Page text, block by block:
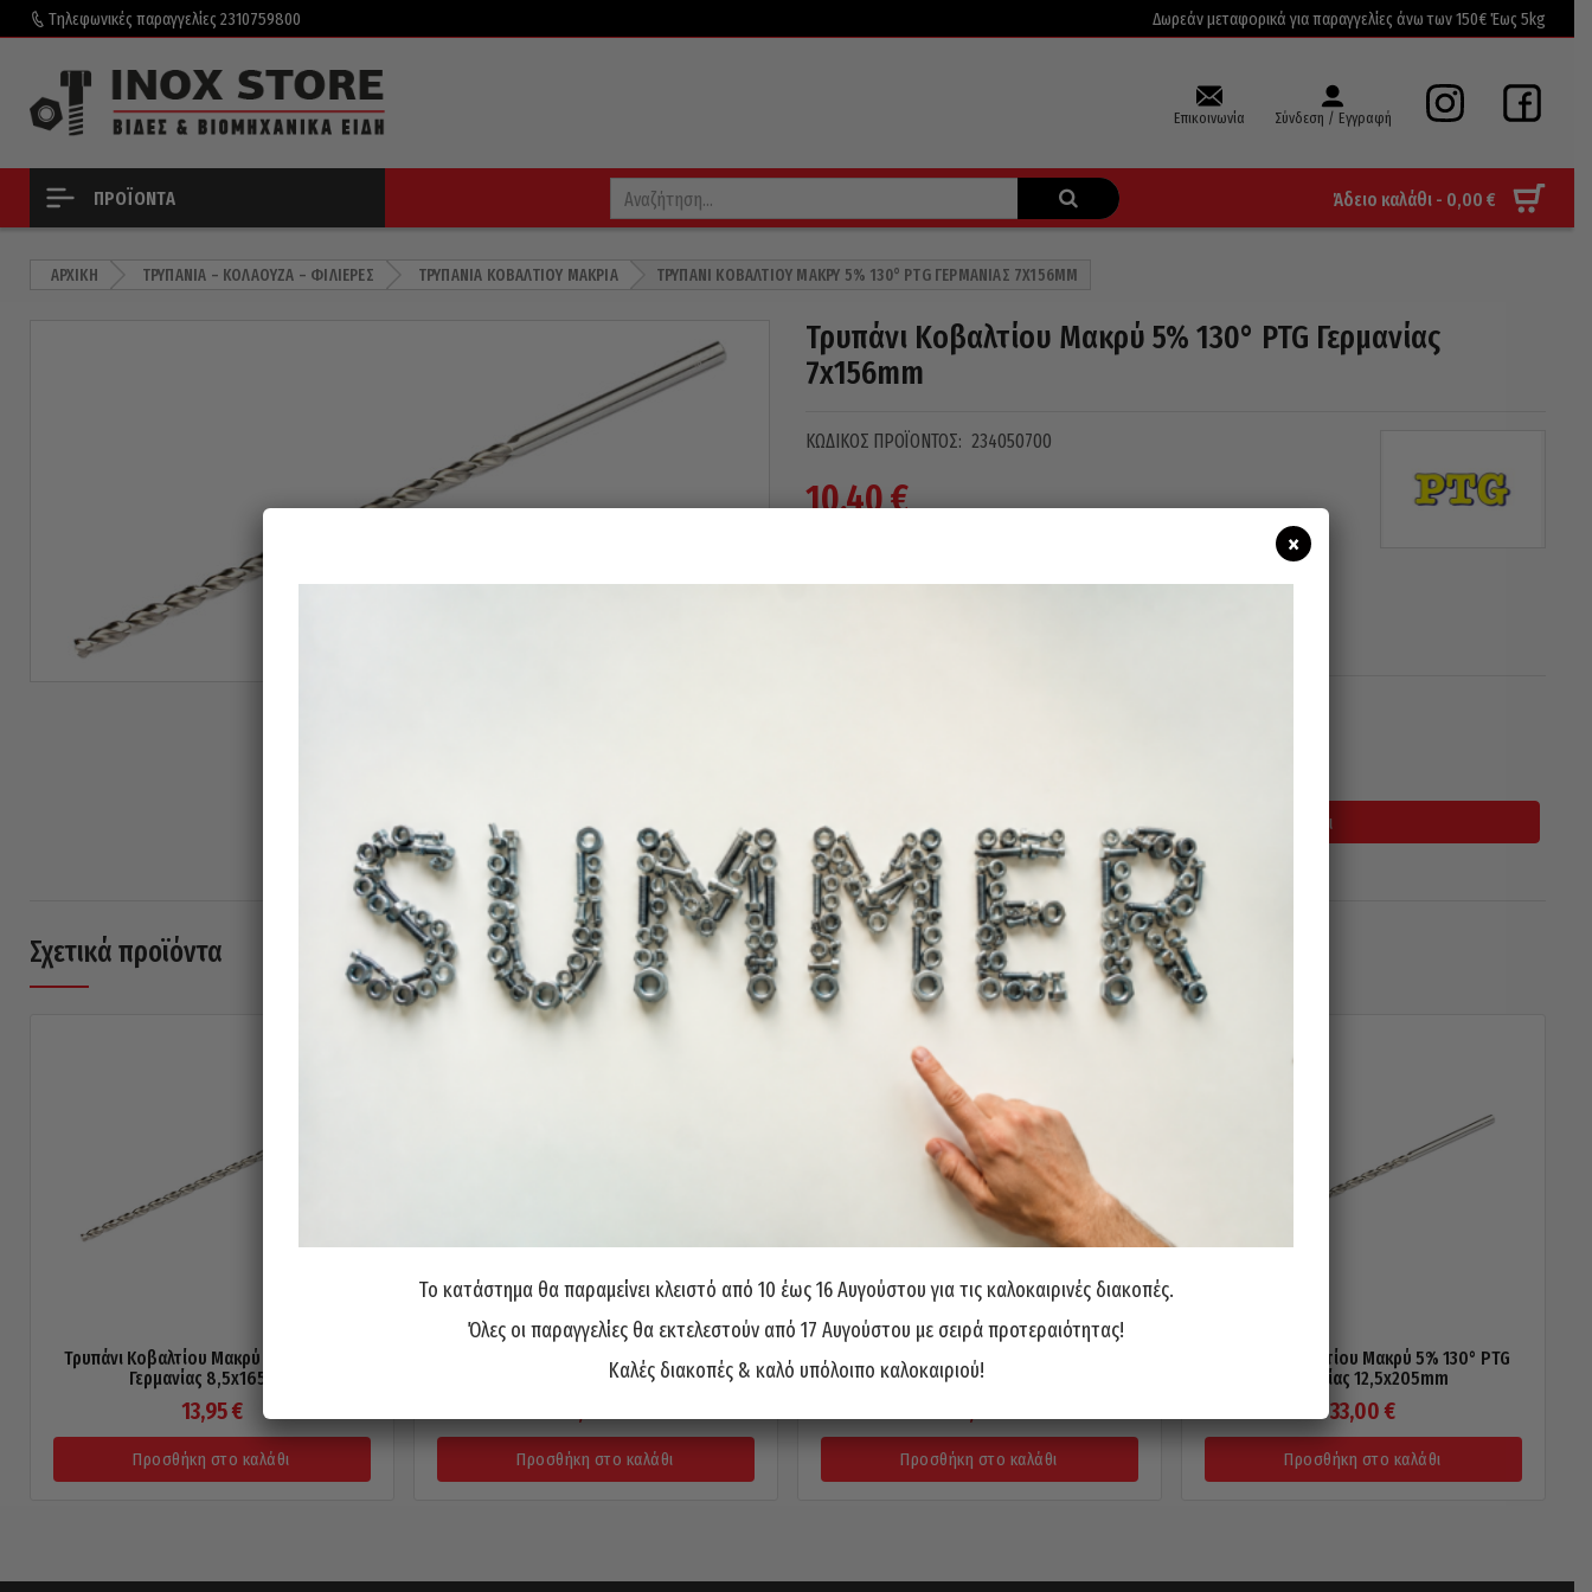
Τηλεφωνικές παραγγελίες 2310759800 Δωρεάν μεταφορικά για παραγγελίες άνω των 150€ Έως 5kg
Επικοινωνία Σύνδεση / Εγγραφή
ΠΡΟΪΌΝΤΑ Άδειο καλάθι - 0,00 €
ΑΡΧΙΚΉ ΤΡΥΠΆΝΙΑ – ΚΟΛΑΟΎΖΑ – ΦΙΛΙΈΡΕΣ ΤΡΥΠΆΝΙΑ ΚΟΒΑΛΤΊΟΥ ΜΑΚΡΙΆ ΤΡΥΠΆΝΙ ΚΟΒΑΛΤΊΟΥ ΜΑΚΡΎ 5% 130° PTG ΓΕΡΜΑΝΊΑΣ 7X156MM
Τρυπάνι Κοβαλτίου Μακρύ 5% 130° PTG Γερμανίας
7x156mm
ΚΩΔΙΚΌΣ ΠΡΟΪΌΝΤΟΣ: 234050700
10,40€
Προσθήκη Στο Καλάθι
Σχετικά προϊόντα
Τρυπάνι Κοβαλτίου Μακρύ 5% 130° PTG
Γερμανίας 8,5x165mm
13,95€
Προσθήκη στο καλάθι
Τρυπάνι Κοβαλτίου Μακρύ 5% 130° PTG
Γερμανίας 2,5x95mm
Προσθήκη στο καλάθι
Τρυπάνι Κοβαλτίου Μακρύ 5% 130° PTG
Γερμανίας 10,5x184mm
Προσθήκη στο καλάθι
Τρυπάνι Κοβαλτίου Μακρύ 5% 130° PTG
Γερμανίας 12,5x205mm
33,00 €
Προσθήκη στο καλάθι
Το κατάστημα θα παραμείνει κλειστό από 10 έως 16 Αυγούστου για τις καλοκαιρινές διακοπές.
Όλες οι παραγγελίες θα εκτελεστούν από 17 Αυγούστου με σειρά προτεραιότητας!
Καλές διακοπές & καλό υπόλοιπο καλοκαιριού!
×